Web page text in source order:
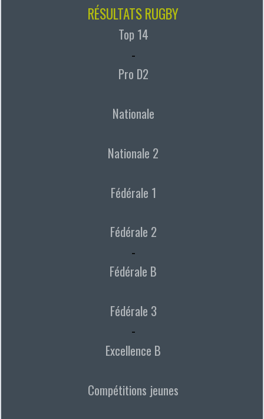
RÉSULTATS RUGBY
Top 14
-
Pro D2
Nationale
Nationale 2
Fédérale 1
Fédérale 2
-
Fédérale B
Fédérale 3
-
Excellence B
Compétitions jeunes